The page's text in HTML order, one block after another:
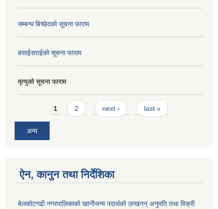
सम्बन्ध बिच्छेदको सूचना फाराम
बसाईसराईको सूचना फाराम
मृत्युको सूचना फाराम
Pages1 2 next › last »
अन्य
ऐन, कानुन तथा निर्देशिका
बेलकोटगढी नगरपालिकाको खानीजन्य पदार्थको उत्खनन् अनुमति तथा विक्री